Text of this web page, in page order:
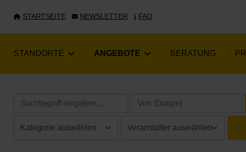
STARTSEITE NEWSLETTER FAQ
STANDORTE ANGEBOTE BERATUNG